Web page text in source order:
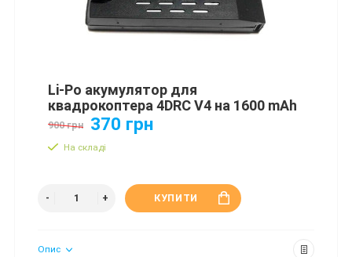
Li-Po акумулятор для
квадрокоптера 4DRC V4 на 1600 mAh
900 грн 370 грн
На складі
КУПИТИ
Опис